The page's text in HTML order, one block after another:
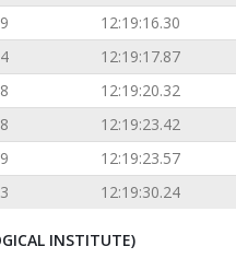
12:19:16.30
12:19:17.87
12:19:20.32
12:19:23.42
12:19:23.57
12:19:30.24
INSTITUTE)